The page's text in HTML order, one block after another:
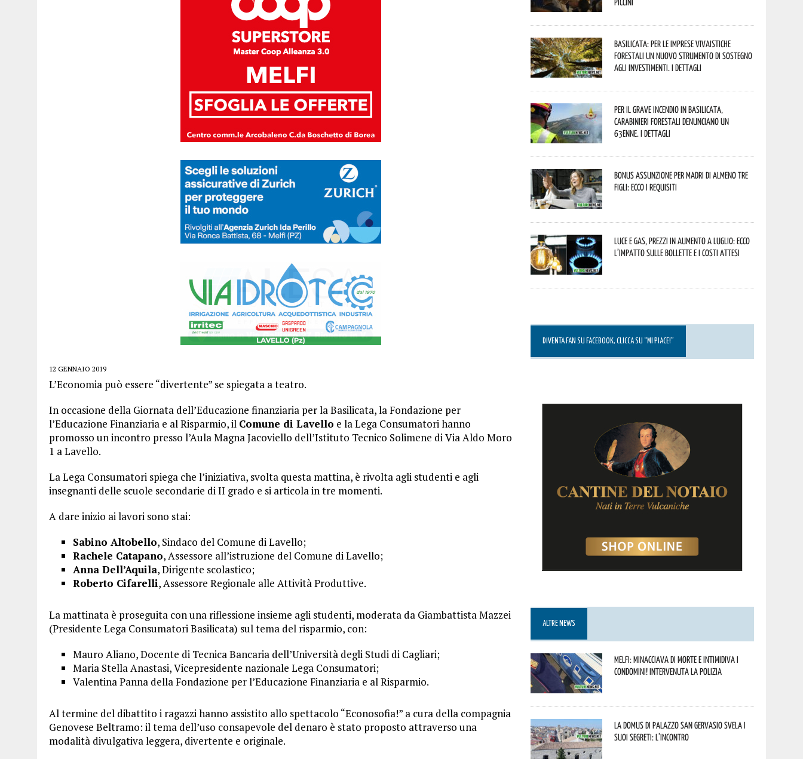
12 GENNAIO 2019
L’Economia può essere “divertente” se spiegata a teatro.
In occasione della Giornata dell’Educazione finanziaria per la Basilicata, la Fondazione per
l’Educazione Finanziaria e al Risparmio, il Comune di Lavello e la Lega Consumatori hanno
promosso un incontro presso l’Aula Magna Jacoviello dell’Istituto Tecnico Solimene di Via Aldo Moro
1 a Lavello.
La Lega Consumatori spiega che l’iniziativa, svolta questa mattina, è rivolta agli studenti e agli
insegnanti delle scuole secondarie di II grado e si articola in tre momenti.
A dare inizio ai lavori sono stai:
Sabino Altobello, Sindaco del Comune di Lavello;
Rachele Catapano, Assessore all’istruzione del Comune di Lavello;
Anna Dell’Aquila, Dirigente scolastico;
Roberto Cifarelli, Assessore Regionale alle Attività Produttive.
La mattinata è proseguita con una riflessione insieme agli studenti, moderata da Giambattista Mazzei
(Presidente Lega Consumatori Basilicata) sul tema del risparmio, con:
Mauro Aliano, Docente di Tecnica Bancaria dell’Università degli Studi di Cagliari;
Maria Stella Anastasi, Vicepresidente nazionale Lega Consumatori;
Valentina Panna della Fondazione per l’Educazione Finanziaria e al Risparmio.
Al termine del dibattito i ragazzi hanno assistito allo spettacolo “Econosofia!” a cura della compagnia
Genovese Beltramo: il tema dell’uso consapevole del denaro è stato proposto attraverso una
modalità divulgativa leggera, divertente e originale.
Basilicata: per le imprese vivaistiche
forestali un nuovo strumento di sostegno
agli investimenti. I dettagli
Per il grave incendio in Basilicata,
Carabinieri forestali denunciano un
63enne. I dettagli
Bonus assunzione per madri di almeno tre
figli: ecco i requisiti
Luce e gas, prezzi in aumento a luglio: ecco
l’impatto sulle bollette e i costi attesi
DIVENTA FAN SU FACEBOOK, CLICCA SU “MI PIACE!”
ALTRE NEWS
Melfi: minacciava di morte e intimidiva i
condomini! Intervenuta la Polizia
La Domus di Palazzo San Gervasio svela i
suoi segreti: l’incontro